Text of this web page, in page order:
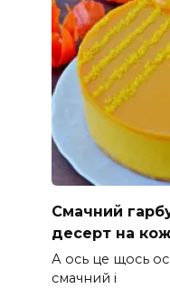
Смачний
десерт на
А ось це щось
смачний і